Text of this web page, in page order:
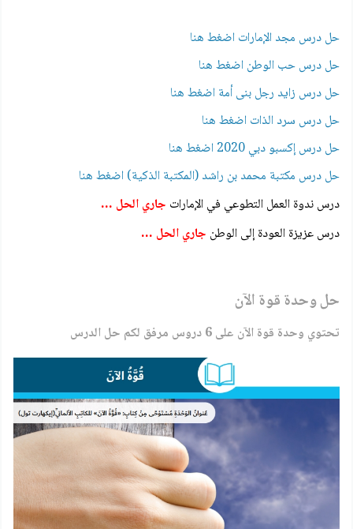
حل درس مجد الإمارات اضغط هنا
حل درس حب الوطن اضغط هنا
حل درس زايد رجل بنى أمة اضغط هنا
حل درس سرد الذات اضغط هنا
حل درس إكسبو دبي 2020 اضغط هنا
حل درس مكتبة محمد بن راشد (المكتبة الذكية) اضغط هنا
درس ندوة العمل التطوعي في الإمارات جاري الحل …
درس عزيزة العودة إلى الوطن جاري الحل …
حل وحدة قوة الآن
تحتوي وحدة قوة الآن على 6 دروس مرفق لكم حل الدرس